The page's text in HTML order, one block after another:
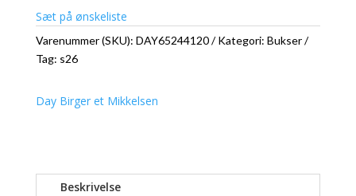
Sæt på ønskeliste
Varenummer (SKU): DAY65244120 Kategori: Bukser
Tag: s26
Day Birger et Mikkelsen
Beskrivelse